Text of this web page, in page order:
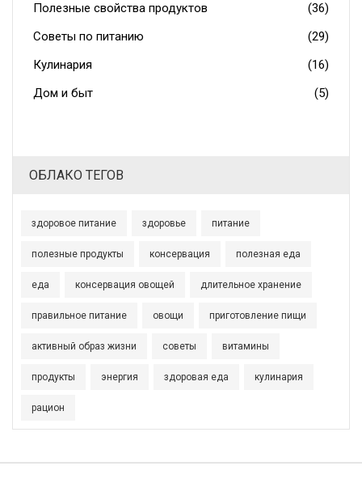
Полезные свойства продуктов
(36)
Советы по питанию
(29)
Кулинария
(16)
Дом и быт
(5)
ОБЛАКО ТЕГОВ
здоровое питание здоровье питание
полезные продукты консервация полезная еда
еда консервация овощей длительное хранение
правильное питание овощи приготовление пищи
активный образ жизни советы витамины
продукты энергия здоровая еда кулинария
рацион